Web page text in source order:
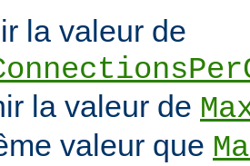
la valeur de
la valeur de
valeur que